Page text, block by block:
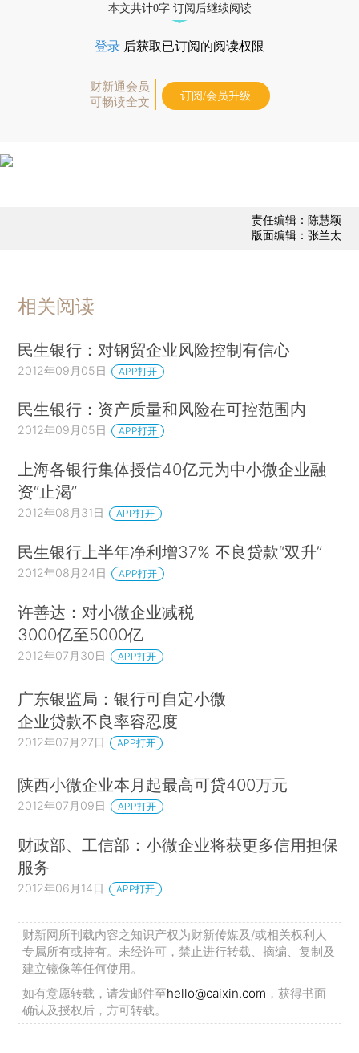
本文共计0字 订阅后继续阅读
登录 后获取已订阅的阅读权限
财新通会员
可畅读全文
订阅/会员升级
责任编辑：陈慧颖
版面编辑：张兰太
相关阅读
民生银行：对钢贸企业风险控制有信心
2012年09月05日 APP打开
民生银行：资产质量和风险在可控范围内
2012年09月05日 APP打开
上海各银行集体授信40亿元为中小微企业融
资“止渴”
2012年08月31日 APP打开
民生银行上半年净利增37% 不良贷款“双升”
2012年08月24日 APP打开
许善达：对小微企业减税
3000亿至5000亿
2012年07月30日 APP打开
广东银监局：银行可自定小微
企业贷款不良率容忍度
2012年07月27日 APP打开
陕西小微企业本月起最高可贷400万元
2012年07月09日 APP打开
财政部、工信部：小微企业将获更多信用担保
服务
2012年06月14日 APP打开
财新网所刊载内容之知识产权为财新传媒及/或相关权利人
专属所有或持有。未经许可，禁止进行转载、摘编、复制及
建立镜像等任何使用。
如有意愿转载，请发邮件至hello@caixin.com ，获得书面
确认及授权后，方可转载。